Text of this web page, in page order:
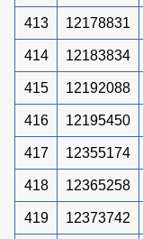
413 12178831
414 12183834
415 12192088
416 12195450
417 12355174
418 12365258
419 12373742